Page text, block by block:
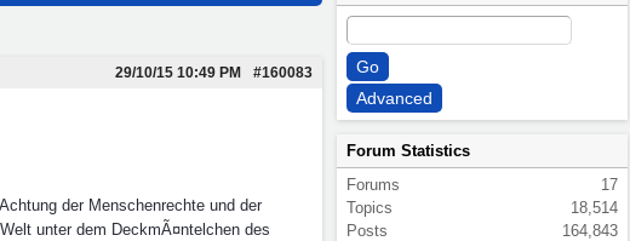
#160083
29/10/15 10:49 PM
der Menschenrechte und der
unter dem DeckmÃ¤ntelchen des
Forum Statistics
Forums
17
Topics
18,514
Posts
164,843